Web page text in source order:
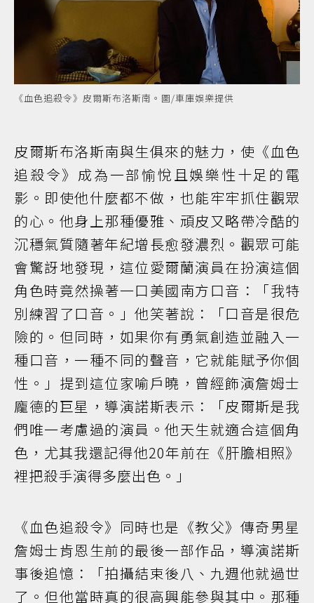
《血色追殺令》皮爾斯布洛斯南。圖/車庫娛樂提供
皮爾斯布洛斯南與生俱來的魅力，使《血色
追殺令》成為一部愉悅且娛樂性十足的電
影。即使他什麼都不做，也能牢牢抓住觀眾
的心。他身上那種優雅、頑皮又略帶冷酷的
沉穩氣質隨著年紀增長愈發濃烈。觀眾可能
會驚訝地發現，這位愛爾蘭演員在扮演這個
角色時竟然操著一口美國南方口音：「我特
別練習了口音。」他笑著說：「口音是很危
險的。但同時，如果你有勇氣創造並融入一
種口音，一種不同的聲音，它就能賦予你個
性。」提到這位家喻戶曉，曾經飾演詹姆士
龐德的巨星，導演諾斯表示：「皮爾斯是我
們唯一考慮過的演員。他天生就適合這個角
色，尤其我還記得他20年前在《肝膽相照》
裡把殺手演得多麼出色。」
《血色追殺令》同時也是《教父》傳奇男星
詹姆士肯恩生前的最後一部作品，導演諾斯
事後追憶：「拍攝結束後八、九週他就過世
了。但他當時真的很高興能參與其中。那種